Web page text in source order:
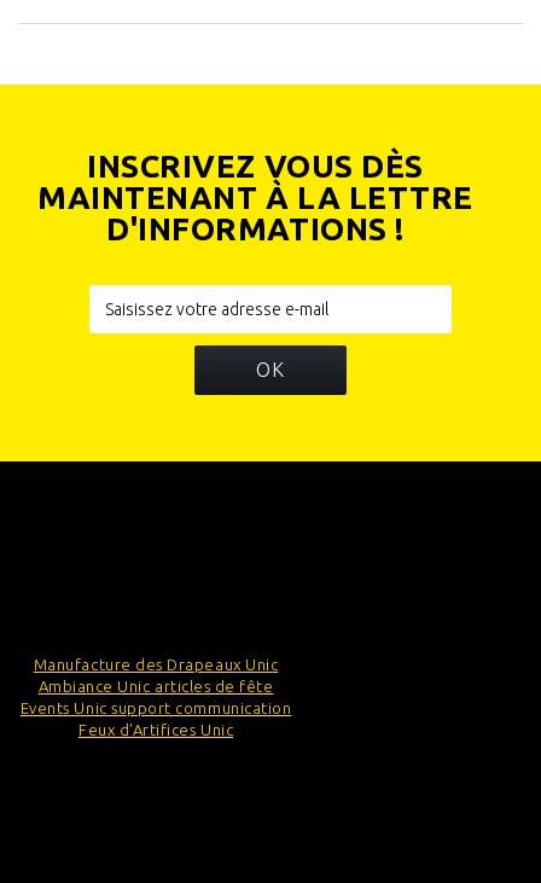
INSCRIVEZ VOUS DÈS
MAINTENANT À LA LETTRE
D'INFORMATIONS !
OK
Manufacture des Drapeaux Unic
Ambiance Unic articles de fête
Events Unic support communication
Feux d'Artifices Unic